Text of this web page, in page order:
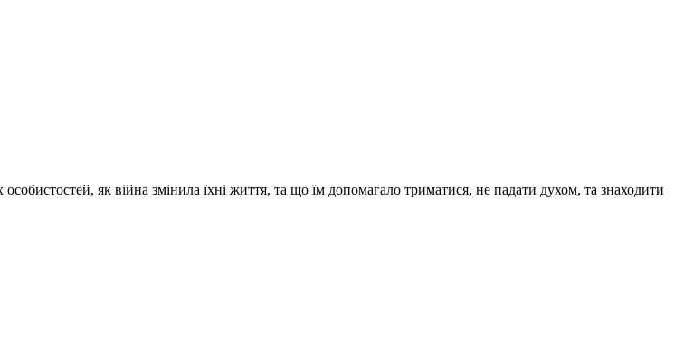
як війна змінила їхні життя, та що їм допомагало триматися, не падати духом, та знаходити